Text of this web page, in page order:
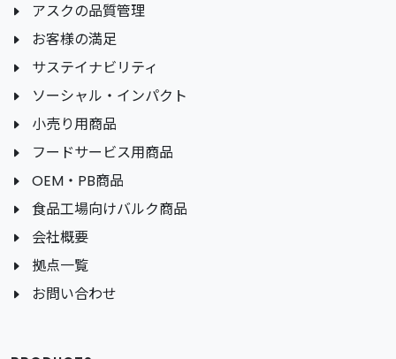
アスクの品質管理
お客様の満足
サステイナビリティ
ソーシャル・インパクト
小売り用商品
フードサービス用商品
OEM・PB商品
食品工場向けバルク商品
会社概要
拠点一覧
お問い合わせ